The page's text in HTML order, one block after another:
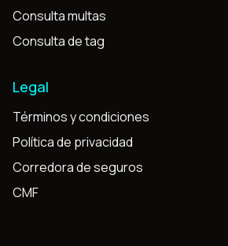
Consulta multas
Consulta de tag
Legal
Términos y condiciones
Política de privacidad
Corredora de seguros
CMF